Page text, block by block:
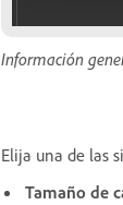
Información
Elija una de las
Tamaño de